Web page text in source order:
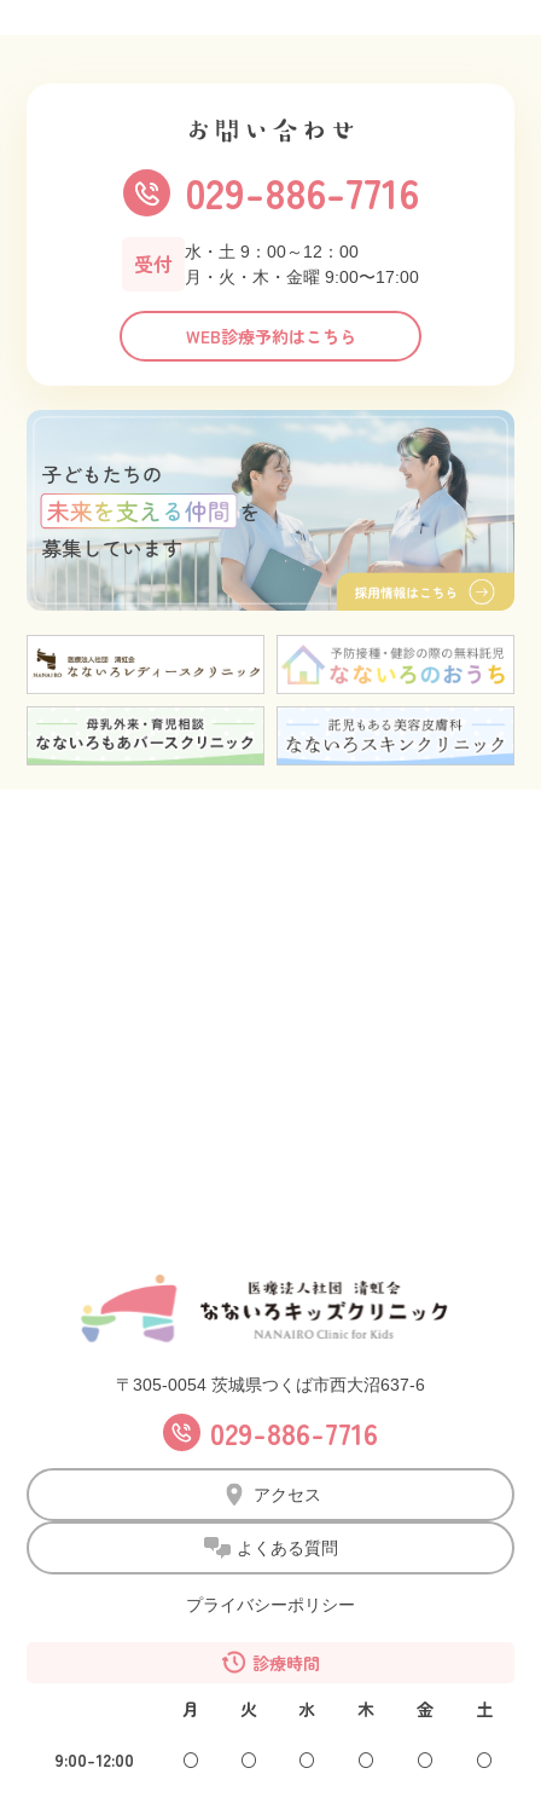
お問い合わせ
029-886-7716
受付
水・土 9：00～12：00
月・火・木・金曜 9:00〜17:00
WEB診療予約はこちら
〒305-0054 茨城県つくば市西大沼637-6
029-886-7716
アクセス
よくある質問
プライバシーポリシー
診療時間
月
火 水 木 金 土
9:00-12:00 ○ ○ ○ ○ ○ ○